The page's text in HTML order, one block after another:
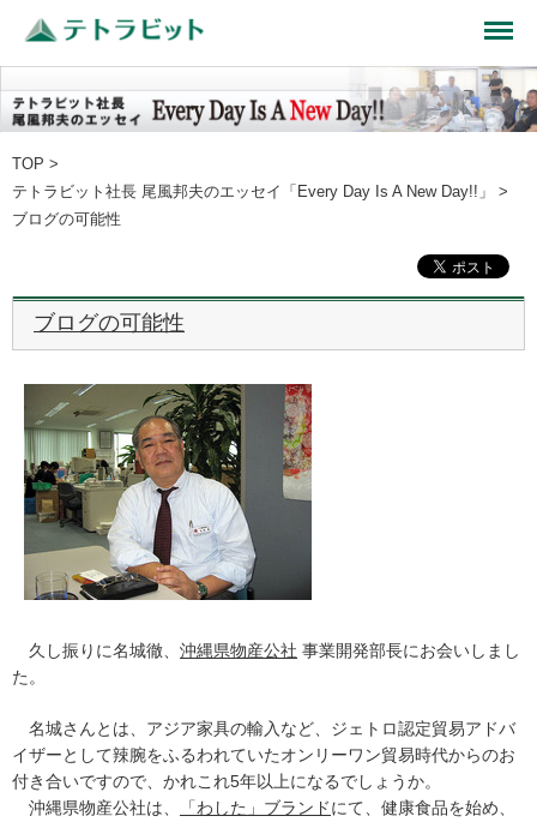
TOP >
テトラビット社長 尾風邦夫のエッセイ「Every Day Is A New Day!!」
>
ブログの可能性
ブログの可能性
久し振りに名城徹、 沖縄県物産公社 事業開発部長にお会いしまし
た。
名城さんとは、アジア家具の輸入など、ジェトロ認定貿易アドバ
イザーとして辣腕をふるわれていたオンリーワン貿易時代からのお
付き合いですので、かれこれ5年以上になるでしょうか。
沖縄県物産公社は、
「わした」ブランドにて、健康食品を始め、